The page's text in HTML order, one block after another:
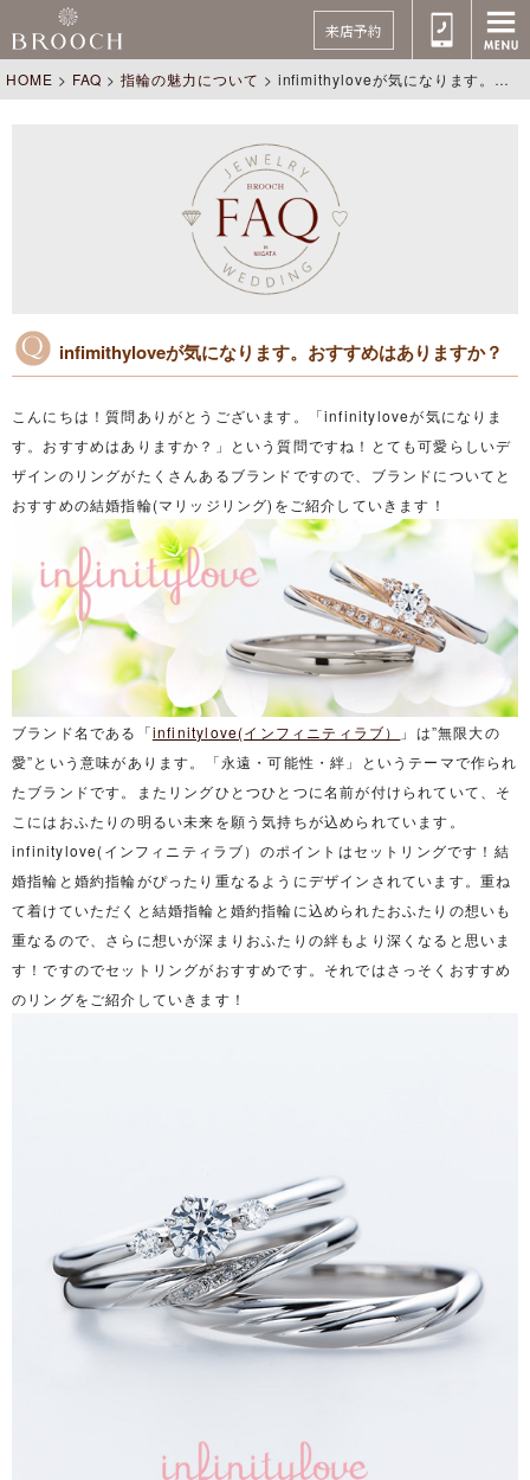
来店予約
HOME > FAQ >指輪の魅力について > infimithyloveが気になります。おすすめはありますか？
infimithyloveが気になります。おすすめはありますか？
こんにちは！質問ありがとうございます。「infinityloveが気になりま
す。おすすめはありますか？」という質問ですね！とても可愛らしいデ
ザインのリングがたくさんあるブランドですので、ブランドについてと
おすすめの結婚指輪(マリッジリング)をご紹介していきます！
ブランド名である「infinitylove(インフィニティラブ）
」は”無限大の
愛”という意味があります。「永遠・可能性・絆」というテーマで作られ
たブランドです。またリングひとつひとつに名前が付けられていて、そ
こにはおふたりの明るい未来を願う気持ちが込められています。
infinitylove(インフィニティラブ）のポイントはセットリングです！結
婚指輪と婚約指輪がぴったり重なるようにデザインされています。重ね
て着けていただくと結婚指輪と婚約指輪に込められたおふたりの想いも
重なるので、さらに想いが深まりおふたりの絆もより深くなると思いま
す！ですのでセットリングがおすすめです。それではさっそくおすすめ
のリングをご紹介していきます！